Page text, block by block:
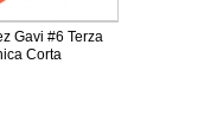
Gavi #6 Terza
Corta